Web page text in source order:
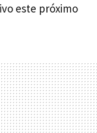
este próximo